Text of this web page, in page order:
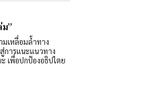
”
เหลื่อมล้ำทาง
การแนะแนวทาง
เพื่อปกป้องอธิปไตย